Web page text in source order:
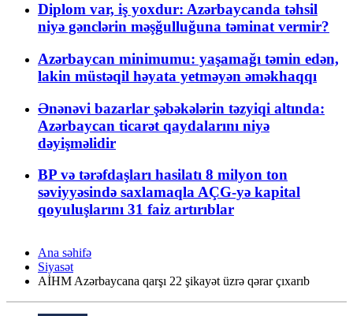
Diplom var, iş yoxdur: Azərbaycanda təhsil
niyə gənclərin məşğulluğuna təminat vermir?
Azərbaycan minimumu: yaşamağı təmin edən,
lakin müstəqil həyata yetməyən əməkhaqqı
Ənənəvi bazarlar şəbəkələrin təzyiqi altında:
Azərbaycan ticarət qaydalarını niyə
dəyişməlidir
BP və tərəfdaşları hasilatı 8 milyon ton
səviyyəsində saxlamaqla AÇG-yə kapital
qoyuluşlarını 31 faiz artırıblar
Ana səhifə
Siyasət
AİHM Azərbaycana qarşı 22 şikayət üzrə qərar çıxarıb